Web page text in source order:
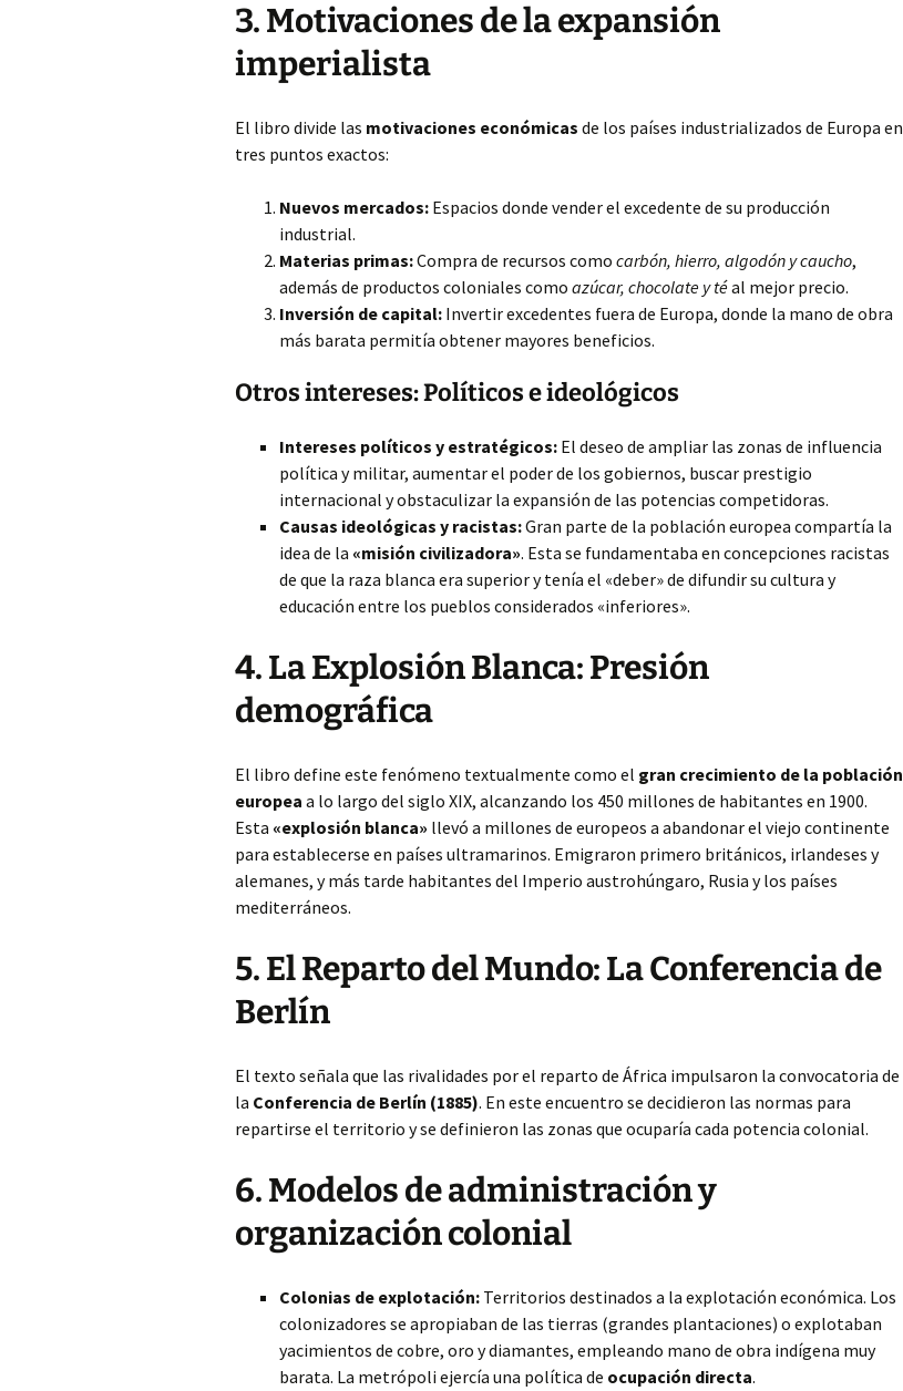
3. Motivaciones de la expansión
imperialista
El libro divide las motivaciones económicas de los países industrializados de Europa en
tres puntos exactos:
Nuevos mercados: Espacios donde vender el excedente de su producción
industrial.
Materias primas:Compra de recursos como carbón, hierro, algodón y caucho,
además de productos coloniales como azúcar, chocolate y téal mejor precio.
Inversión de capital: Invertir excedentes fuera de Europa, donde la mano de obra
más barata permitía obtener mayores beneficios.
Otros intereses: Políticos e ideológicos
Intereses políticos y estratégicos: El deseo de ampliar las zonas de influencia
política y militar, aumentar el poder de los gobiernos, buscar prestigio
internacional y obstaculizar la expansión de las potencias competidoras.
Causas ideológicas y racistas:Gran parte de la población europea compartía la
idea de la «misión civilizadora». Esta se fundamentaba en concepciones racistas
de que la raza blanca era superior y tenía el «deber» de difundir su cultura y
educación entre los pueblos considerados «inferiores».
4. La Explosión Blanca: Presión
demográfica
El libro define este fenómeno textualmente como el gran crecimiento de la población
europea a lo largo del siglo XIX, alcanzando los 450 millones de habitantes en 1900.
Esta «explosión blanca» llevó a millones de europeos a abandonar el viejo continente
para establecerse en países ultramarinos. Emigraron primero británicos, irlandeses y
alemanes, y más tarde habitantes del Imperio austrohúngaro, Rusia y los países
mediterráneos.
5. El Reparto del Mundo: La Conferencia de
Berlín
El texto señala que las rivalidades por el reparto de África impulsaron la convocatoria de
la Conferencia de Berlín (1885). En este encuentro se decidieron las normas para
repartirse el territorio y se definieron las zonas que ocuparía cada potencia colonial.
6. Modelos de administración y
organización colonial
Colonias de explotación: Territorios destinados a la explotación económica. Los
colonizadores se apropiaban de las tierras (grandes plantaciones) o explotaban
yacimientos de cobre, oro y diamantes, empleando mano de obra indígena muy
barata. La metrópoli ejercía una política de ocupación directa.